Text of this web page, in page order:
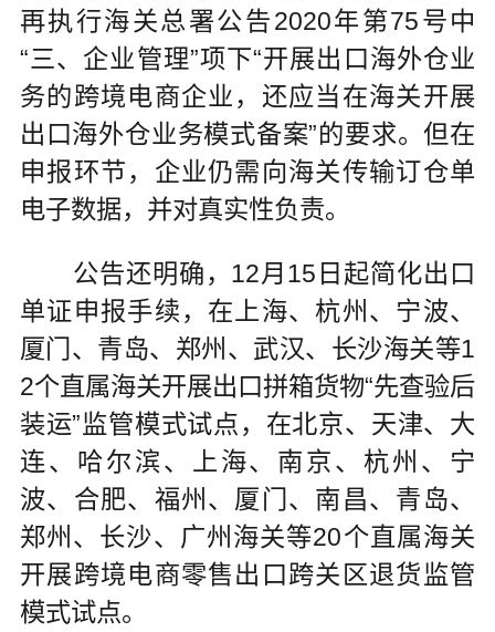
再执行海关总署公告2020年第75号中
“三、企业管理”项下“开展出口海外仓业
务的跨境电商企业，还应当在海关开展
出口海外仓业务模式备案”的要求。但在
申报环节，企业仍需向海关传输订仓单
电子数据，并对真实性负责。
公告还明确，12月15日起简化出口
单证申报手续，在上海、杭州、宁波、
厦门、青岛、郑州、武汉、长沙海关等1
2个直属海关开展出口拼箱货物“先查验后
装运”监管模式试点，在北京、天津、大
连、哈尔滨、上海、南京、杭州、宁
波、合肥、福州、厦门、南昌、青岛、
郑州、长沙、广州海关等20个直属海关
开展跨境电商零售出口跨关区退货监管
模式试点。